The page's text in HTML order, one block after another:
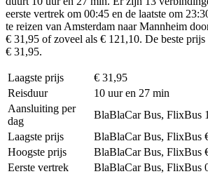
eerste vertrek om 00:45 en de laatste om
te reizen van Amsterdam naar Mannheim
€ 31,95 of zoveel als € 121,10. De beste prijs
€ 31,95.
Laagste prijs
€ 31,95
Reisduur
10 uur en 27 min
Aansluiting per
dag
BlaBlaCar Bus, FlixBus
Laagste prijs
BlaBlaCar Bus, FlixBus
Hoogste prijs
BlaBlaCar Bus, FlixBus
Eerste vertrek
BlaBlaCar Bus, FlixBus